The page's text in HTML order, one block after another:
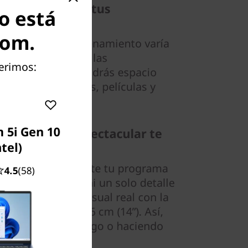
cubrir todas tus
GB (el almacenamiento varía
en el país, revisa las
la compra), tendrás espacio
colección de fotos, películas y
y nitidez espectacular te
ahí
familia. Transmite tu programa
te perderás ni un solo detalle
una claridad visual real con la
de 35,56 cm (14”). Así,
con un amigo o haciendo
está
5i Gen 10
4.5(58)